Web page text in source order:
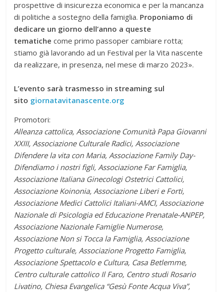
prospettive di insicurezza economica e per la mancanza
di politiche a sostegno della famiglia. Proponiamo di
dedicare un giorno dell’anno a queste
tematichecome primo passoper cambiare rotta;
stiamo già lavorando ad un Festival per la Vita nascente
da realizzare, in presenza, nel mese di marzo 2023».
L’evento sarà trasmesso in streaming sul
sito giornatavitanascente.org
Promotori:
Alleanza cattolica, Associazione Comunità Papa Giovanni
XXIII, Associazione Culturale Radici, Associazione
Difendere la vita con Maria, Associazione Family Day-
Difendiamo i nostri figli, Associazione Far Famiglia,
Associazione Italiana Ginecologi Ostetrici Cattolici,
Associazione Koinonia, Associazione Liberi e Forti,
Associazione Medici Cattolici Italiani-AMCI, Associazione
Nazionale di Psicologia ed Educazione Prenatale-ANPEP,
Associazione Nazionale Famiglie Numerose,
Associazione Non si Tocca la Famiglia, Associazione
Progetto culturale, Associazione Progetto Famiglia,
Associazione Spettacolo e Cultura, Casa Betlemme,
Centro culturale cattolico Il Faro, Centro studi Rosario
Livatino, Chiesa Evangelica “Gesù Fonte Acqua Viva”,